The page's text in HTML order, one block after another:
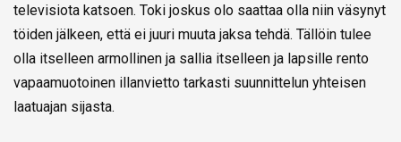
televisiota katsoen. Toki joskus olo saattaa olla niin väsynyt
töiden jälkeen, että ei juuri muuta jaksa tehdä. Tällöin tulee
olla itselleen armollinen ja sallia itselleen ja lapsille rento
vapaamuotoinen illanvietto tarkasti suunnittelun yhteisen
laatuajan sijasta.